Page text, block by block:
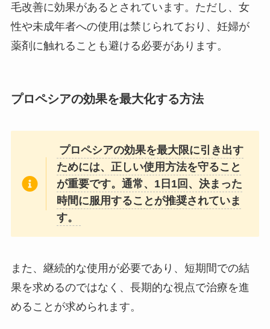
毛改善に効果があるとされています。ただし、女
性や未成年者への使用は禁じられており、妊婦が
薬剤に触れることも避ける必要があります。
プロペシアの効果を最大化する方法
プロペシアの効果を最大限に引き出す
ためには、正しい使用方法を守ること
が重要です。通常、1日1回、決まった
時間に服用することが推奨されていま
す。
また、継続的な使用が必要であり、短期間での結
果を求めるのではなく、長期的な視点で治療を進
めることが求められます。